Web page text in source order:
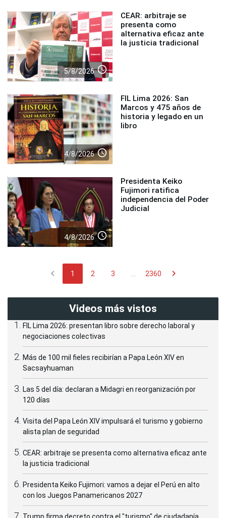
5/8/2026 access_time
CEAR: arbitraje se
presenta como
alternativa eficaz ante
la justicia tradicional
4/8/2026 access_time
FIL Lima 2026: San
Marcos y 475 años de
historia y legado en un
libro
4/8/2026 access_time
Presidenta Keiko
Fujimori ratifica
independencia del Poder
Judicial
chevron_left 1 2 3 ... 2360 chevron_right
Videos más vistos
FIL Lima 2026: presentan libro sobre derecho laboral y
negociaciones colectivas
Más de 100 mil fieles recibirían a Papa León XIV en
Sacsayhuaman
Las 5 del día: declaran a Midagri en reorganización por
120 días
Visita del Papa León XIV impulsará el turismo y gobierno
alista plan de seguridad
CEAR: arbitraje se presenta como alternativa eficaz ante
la justicia tradicional
Presidenta Keiko Fujimori: vamos a dejar el Perú en alto
con los Juegos Panamericanos 2027